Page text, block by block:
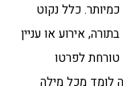
כלל נקוט
אירוע או עניין
לפרטו
לומד מכל מילה